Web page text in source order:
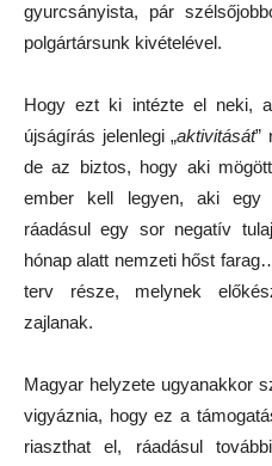
gyurcsányista, pár
polgártársunk kivételével.
Hogy ezt ki intézte el neki,
újságírás jelenlegi „aktivitását”
de az biztos, hogy aki
ember kell legyen, aki egy
ráadásul egy sor negatív
hónap alatt nemzeti hőst
terv része, melynek
zajlanak.
Magyar helyzete ugyanakkor
vigyáznia, hogy ez a
riaszthat el, ráadásul